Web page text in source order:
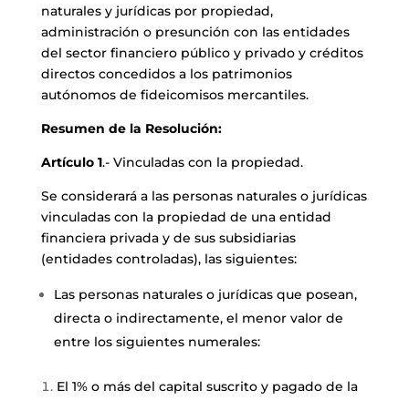
naturales y jurídicas por propiedad,
administración o presunción con las entidades
del sector financiero público y privado y créditos
directos concedidos a los patrimonios
autónomos de fideicomisos mercantiles.
Resumen de la Resolución:
Artículo 1.- Vinculadas con la propiedad.
Se considerará a las personas naturales o jurídicas
vinculadas con la propiedad de una entidad
financiera privada y de sus subsidiarias
(entidades controladas), las siguientes:
Las personas naturales o jurídicas que posean,
directa o indirectamente, el menor valor de
entre los siguientes numerales:
El 1% o más del capital suscrito y pagado de la